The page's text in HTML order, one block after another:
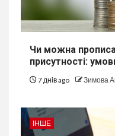
Чи можна
присутності:
7 днів ago Зимова
ІНШЕ